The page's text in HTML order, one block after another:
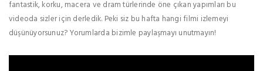
fantastik, korku, macera ve dram türlerinde öne çıkan yapımları bu
videoda sizler için derledik. Peki siz bu hafta hangi filmi izlemeyi
düşünüyorsunuz? Yorumlarda bizimle paylaşmayı unutmayın!